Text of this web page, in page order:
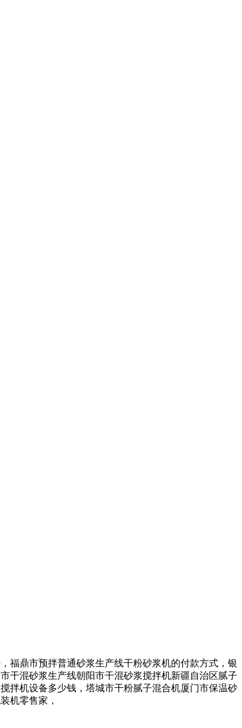
鼎市预拌普通砂浆生产线干粉砂浆机的付款方式，银
干混砂浆生产线朝阳市干混砂浆搅拌机新疆自治区腻子
拌机设备多少钱，塔城市干粉腻子混合机厦门市保温砂
机零售家，